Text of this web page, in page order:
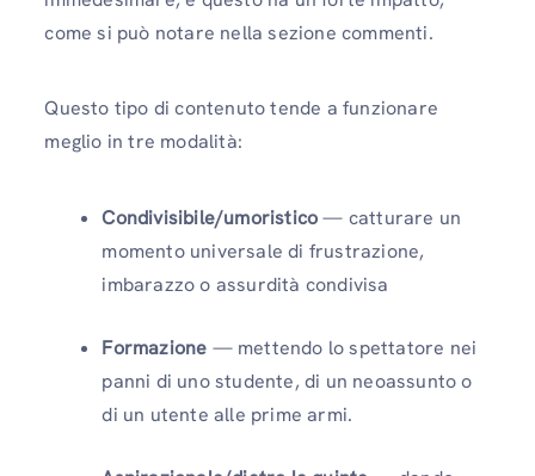
come si può notare nella sezione commenti.
Questo tipo di contenuto tende a funzionare
meglio in tre modalità:
Condivisibile/umoristico— catturare un
momento universale di frustrazione,
imbarazzo o assurdità condivisa
Formazione — mettendo lo spettatore nei
panni di uno studente, di un neoassunto o
di un utente alle prime armi.